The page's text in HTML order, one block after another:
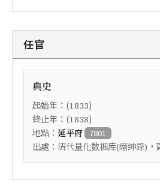
任官
典史
起始年：(1833)
終止年：(1838)
地點： 延平府 7801
出處： 清代量化数据库(縉紳錄) ，